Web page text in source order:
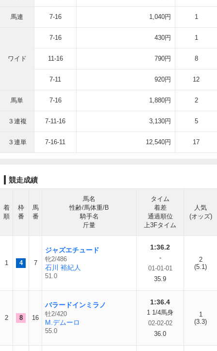
馬連 7-16 1,040円 1
ワイド
7-16 430円 1
11-16 790円 8
7-11 920円 12
馬単 7-16 1,880円 2
３連複 7-11-16 3,130円 5
３連単 7-16-11 12,540円 17
競走成績
着
順
枠
番
馬
番
馬名
性齢/馬体重/B
騎手名
斤量
タイム
着差
通過順位
上3Fタイム
人気
(オッズ)
1 4 7
ジャズエチュード
牝2/486
石川 裕紀人
51.0
1:36.2
-
01-01-01
35.9
2
(5.1)
2 8 16
バラードインミラノ
牡2/420
M.デムーロ
55.0
1:36.4
1 1/4馬身
02-02-02
36.0
1
(3.3)